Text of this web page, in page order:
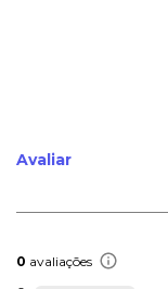
Avaliar
0 avaliações